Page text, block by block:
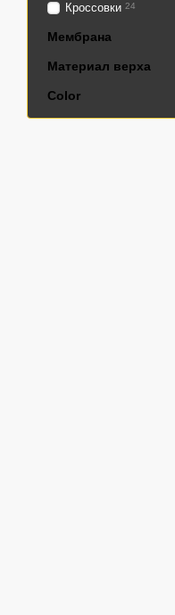
Кроссовки 24
Мембрана
Материал верха
Color